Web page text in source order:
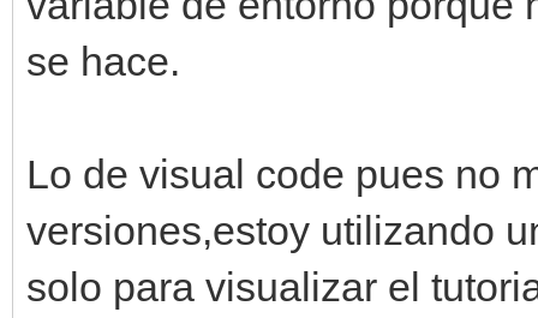
se hace.
Lo de visual code pues no
versiones,estoy utilizando
solo para visualizar el